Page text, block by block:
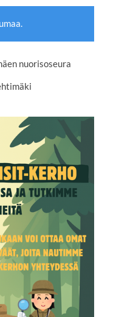
nuorisoseura